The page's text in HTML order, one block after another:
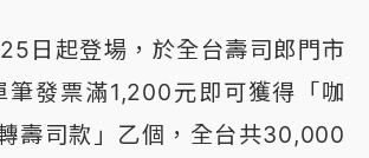
日起登場，於全台壽司郎門市
筆發票滿1,200元即可獲得「咖
壽司款」乙個，全台共30,000